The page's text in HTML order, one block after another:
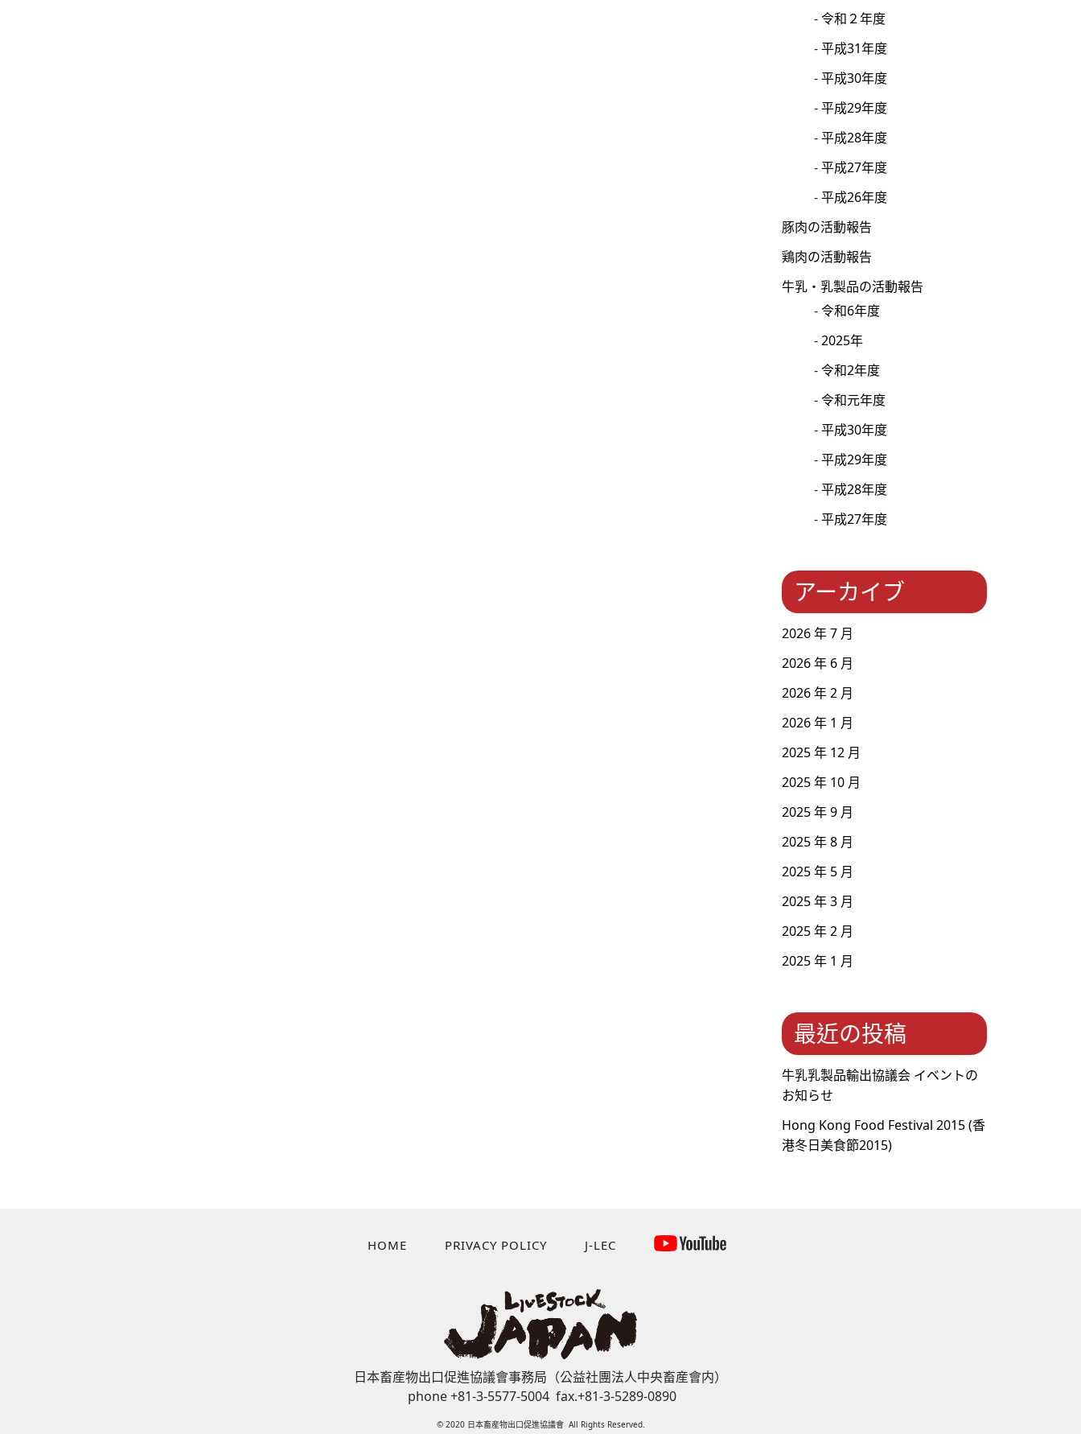
令和２年度
平成31年度
平成30年度
平成29年度
平成28年度
平成27年度
平成26年度
豚肉の活動報告
鶏肉の活動報告
牛乳・乳製品の活動報告
令和6年度
2025年
令和2年度
令和元年度
平成30年度
平成29年度
平成28年度
平成27年度
アーカイブ
2026 年 7 月
2026 年 6 月
2026 年 2 月
2026 年 1 月
2025 年 12 月
2025 年 10 月
2025 年 9 月
2025 年 8 月
2025 年 5 月
2025 年 3 月
2025 年 2 月
2025 年 1 月
最近の投稿
牛乳乳製品輸出協議会 イベントの
お知らせ
Hong Kong Food Festival 2015 (⾹
港冬⽇美⾷節2015)
HOME PRIVACY POLICY J-LEC
日本畜産物出口促進協議會事務局（公益社團法人中央畜産會内）
phone +81-3-5577-5004 fax.+81-3-5289-0890
© 2020 日本畜産物出口促進協議會 All Rights Reserved.